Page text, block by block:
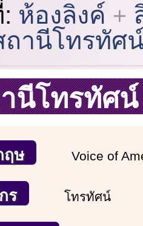
ห้องลิงค์
ถานีโทรทัศ
นีโทรทัศ
ฤษ Voice of
ร โทรทัศน์